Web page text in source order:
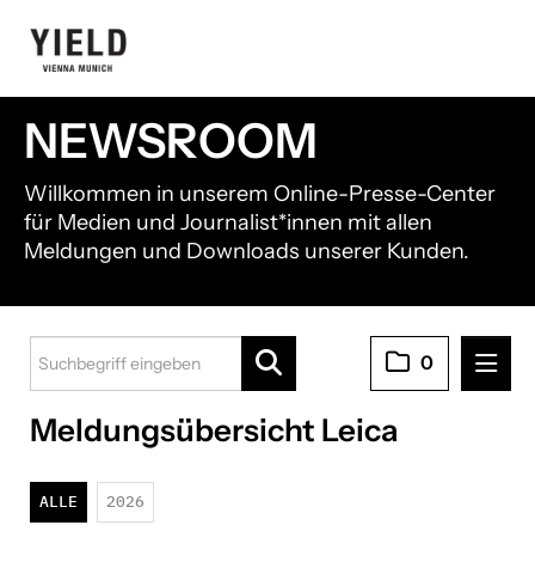
NEWSROOM
Willkommen in unserem Online-Presse-Center
für Medien und Journalist*innen mit allen
Meldungen und Downloads unserer Kunden.
0
Pressemitteilungen
21shares
Black Manta Capital Partners
Meldungsübersicht Leica
ALLE 2026